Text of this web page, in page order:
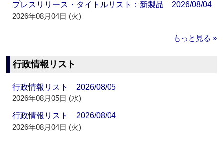
プレスリリース・タイトルリスト：新製品 2026/08/04
2026年08月04日 (火)
もっと見る »
行政情報リスト
行政情報リスト 2026/08/05
2026年08月05日 (水)
行政情報リスト 2026/08/04
2026年08月04日 (火)